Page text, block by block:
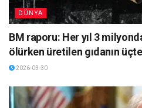
DÜNYA
BM raporu: Her yıl 3
ölürken üretilen gıdanın
2026-03-30